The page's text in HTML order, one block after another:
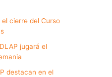
cierre del Curso
jugará el
destacan en el